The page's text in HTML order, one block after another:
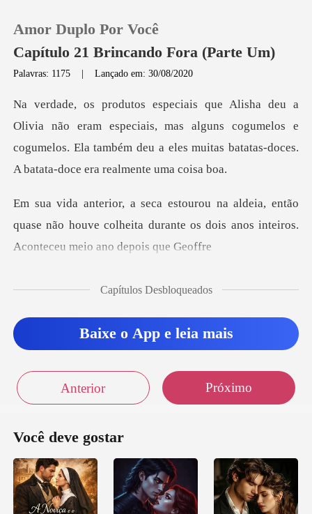
0
Loja
Sair
Amor Duplo Por Você
Capítulo 21 Brincando Fora (Parte Um)
Palavras: 1175 |Lançado em: 30/08/2020
especiais, mas alguns cogumelos e
cogumelos. Ela também deu a ele
então
quase não houve colheita durante os dois an
Capítulos Desbloqueados
Baixe o App e leia mais
Anterior Próximo
Você deve gostar